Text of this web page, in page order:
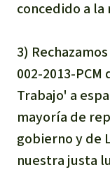
concedido a la
3)
002-2013-
Trabajo' a
mayoría de
gobierno y de
nuestra justa